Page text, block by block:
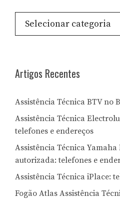
Consulte
Artigos Recentes
Assistência Técnica BTV no
Assistência Técnica
telefones e endereços
Assistência Técnica
autorizada: telefones e
Assistência Técnica iPlace:
Fogão Atlas Assistência